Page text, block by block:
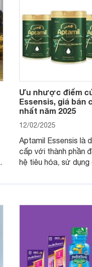
4 yếu tố sau.
Ưu nhược điểm
Essensis, giá bán
nhất năm 2025
12/02/2025
Aptamil Essensis là
cấp với thành phần
hệ tiêu hóa, sử
cùng Websosanh.vn